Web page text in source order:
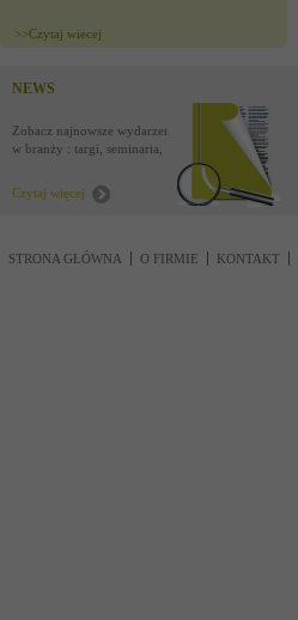
>>Czytaj wiecej
NEWS
Zobacz najnowsze wydarzenia
w branży : targi, seminaria,
Czytaj więcej
STRONA GŁÓWNA O FIRMIE KONTAKT